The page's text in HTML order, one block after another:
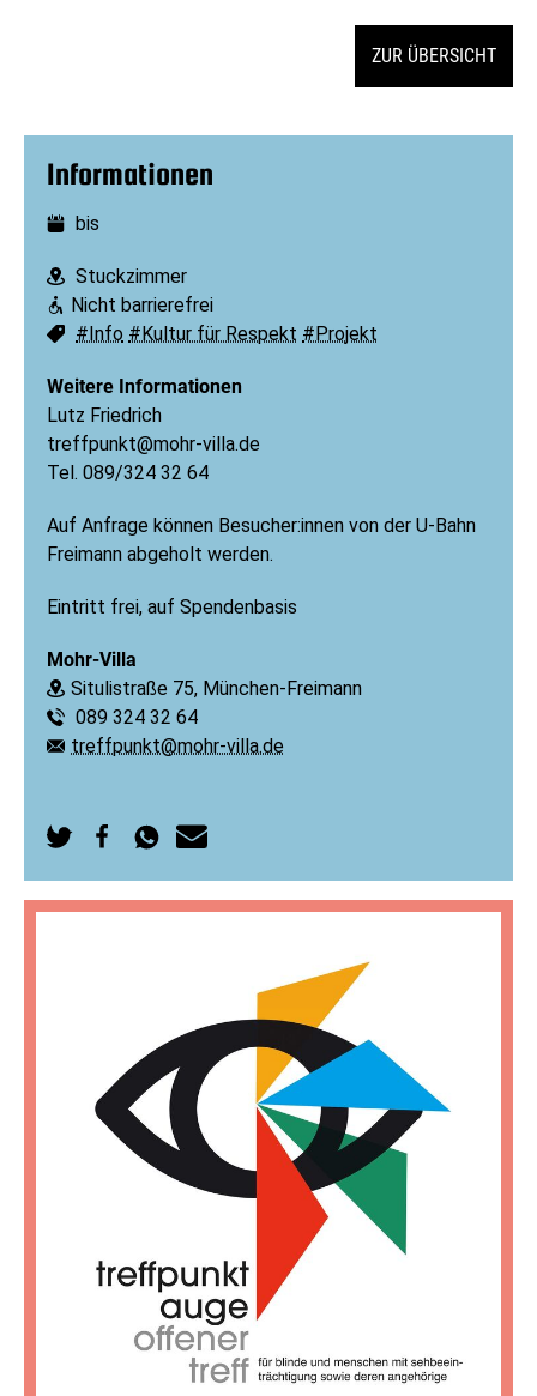
ZUR ÜBERSICHT
Informationen
Datum:
bis
Ort:
Stuckzimmer
Barrierefreiheit:
Nicht barrierefrei
Schlagworte:
#Info #Kultur für Respekt #Projekt
Weitere Informationen
Lutz Friedrich
treffpunkt@mohr-villa.de
Tel. 089/324 32 64
Auf Anfrage können Besucher:innen von der U-Bahn
Freimann abgeholt werden.
Eintritt frei, auf Spendenbasis
Mohr-Villa
Ort:
Situlistraße 75, München-Freimann
Telefon:
089 324 32 64
E-Mail:
treffpunkt@mohr-villa.de
TwitterFacebookWhatsApp
E-